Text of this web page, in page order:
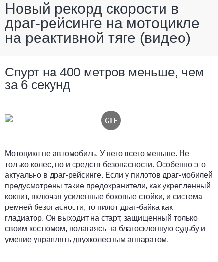
Новый рекорд скорости в
драг-рейсинге на мотоцикле
на реактивной тяге (видео)
Спурт на 400 метров меньше, чем
за 6 секунд
Мотоцикл не автомобиль. У него всего меньше. Не
только колес, но и средств безопасности. Особенно это
актуально в драг-рейсинге. Если у пилотов драг-мобилей
предусмотрены такие предохранители, как укрепленный
кокпит, включая усиленные боковые стойки, и система
ремней безопасности, то пилот драг-байка как
гладиатор. Он выходит на старт, защищенный только
своим костюмом, полагаясь на благосклонную судьбу и
умение управлять двухколесным аппаратом.